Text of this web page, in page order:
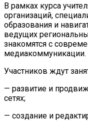
В рамках курса
организаций,
образования и
ведущих
знакомятся с
медиакоммуникации.
Участников ждут
— развитие и
сетях;
— создание и